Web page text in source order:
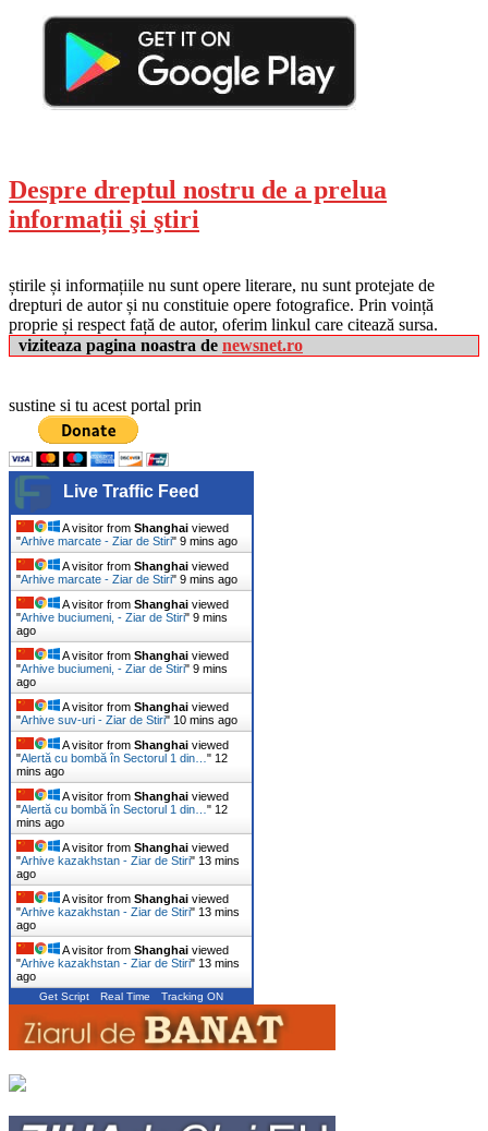
Despre dreptul nostru de a prelua
informații şi ştiri
știrile și informațiile nu sunt opere literare, nu sunt protejate de
drepturi de autor și nu constituie opere fotografice. Prin voință
proprie și respect față de autor, oferim linkul care citează sursa.
viziteaza pagina noastra de newsnet.ro
sustine si tu acest portal prin
Live Traffic Feed
A visitor from Shanghai viewed
"Arhive marcate - Ziar de Stiri" 9 mins ago
A visitor from Shanghai viewed
"Arhive marcate - Ziar de Stiri" 9 mins ago
A visitor from Shanghai viewed
"Arhive buciumeni, - Ziar de Stiri" 9 mins
ago
A visitor from Shanghai viewed
"Arhive buciumeni, - Ziar de Stiri" 9 mins
ago
A visitor from Shanghai viewed
"Arhive suv-uri - Ziar de Stiri" 10 mins ago
A visitor from Shanghai viewed
"Alertă cu bombă în Sectorul 1 din… " 12
mins ago
A visitor from Shanghai viewed
"Alertă cu bombă în Sectorul 1 din… " 12
mins ago
A visitor from Shanghai viewed
"Arhive kazakhstan - Ziar de Stiri" 13 mins
ago
A visitor from Shanghai viewed
"Arhive kazakhstan - Ziar de Stiri" 14 mins
ago
A visitor from Shanghai viewed
"Arhive kazakhstan - Ziar de Stiri" 14 mins
ago
Get Script Real Time Tracking ON